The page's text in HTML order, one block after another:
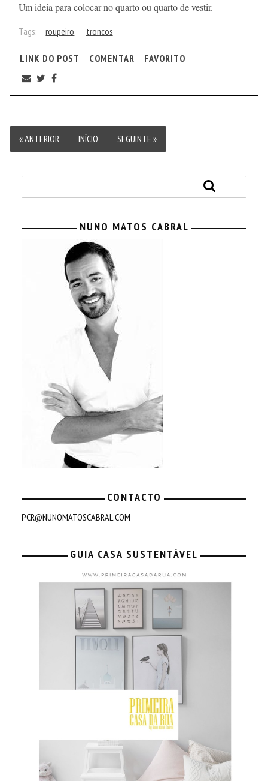
Um ideia para colocar no quarto ou quarto de vestir.
Tags: roupeiro troncos
LINK DO POST COMENTAR FAVORITO
« ANTERIOR INÍCIO SEGUINTE »
NUNO MATOS CABRAL
CONTACTO
PCR@NUNOMATOSCABRAL.COM
GUIA CASA SUSTENTÁVEL